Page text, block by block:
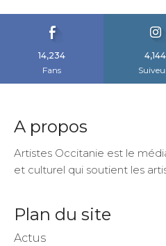
14,234
Fans
4,144
A propos
Artistes Occitanie est le
et culturel qui soutient les
Plan du site
Actus